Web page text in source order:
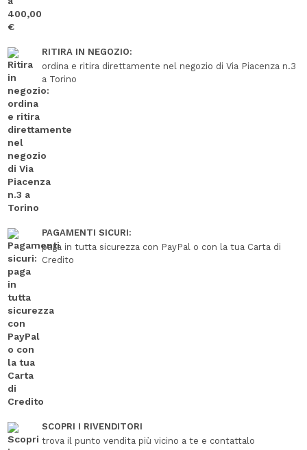
RITIRA IN NEGOZIO:
ordina e ritira direttamente nel negozio di Via Piacenza n.3
a Torino
PAGAMENTI SICURI:
paga in tutta sicurezza con PayPal o con la tua Carta di
Credito
SCOPRI I RIVENDITORI
trova il punto vendita più vicino a te e contattalo